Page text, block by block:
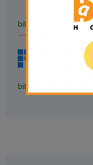
bitbank
bitFlyer